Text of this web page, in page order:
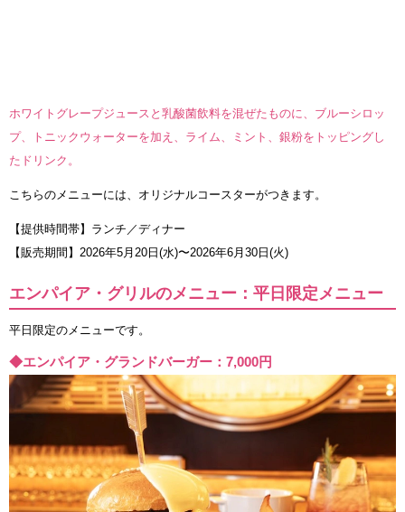
ホワイトグレープジュースと乳酸菌飲料を混ぜたものに、ブルーシロッ
プ、トニックウォーターを加え、ライム、ミント、銀粉をトッピングし
たドリンク。
こちらのメニューには、オリジナルコースターがつきます。
【提供時間帯】ランチ／ディナー
【販売期間】2026年5月20日(水)〜2026年6月30日(火)
エンパイア・グリルのメニュー：平日限定メニュー
平日限定のメニューです。
◆エンパイア・グランドバーガー：7,000円